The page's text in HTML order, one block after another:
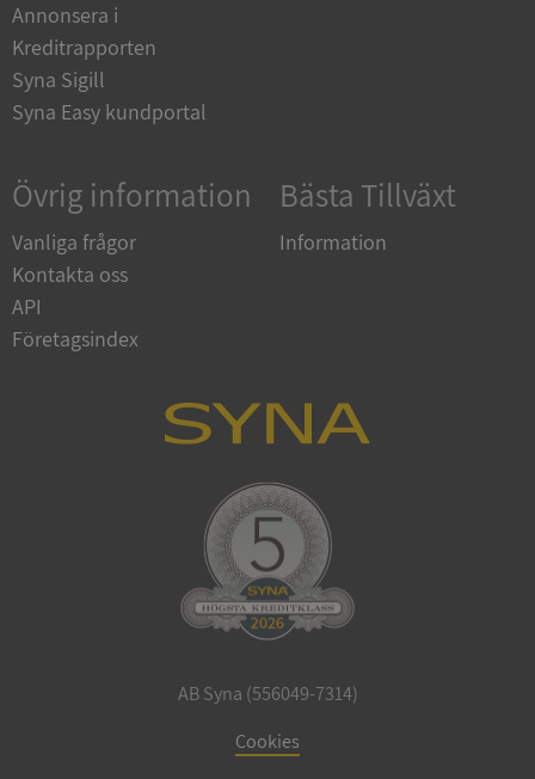
Annonsera i
Kreditrapporten
Syna Sigill
Syna Easy kundportal
Övrig information
Vanliga frågor
Kontakta oss
API
Företagsindex
Bästa Tillväxt
Information
AB Syna (556049-7314)
Cookies
.syna.se
_GRECAPTCHA
__RequestVerificationToken